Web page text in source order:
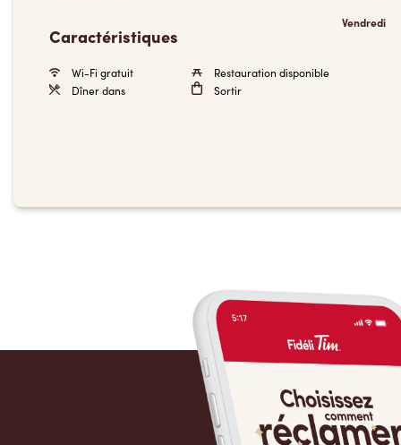
Caractéristiques
Wi-Fi gratuit
Restauration disponible
Dîner dans
Sortir
Vendredi